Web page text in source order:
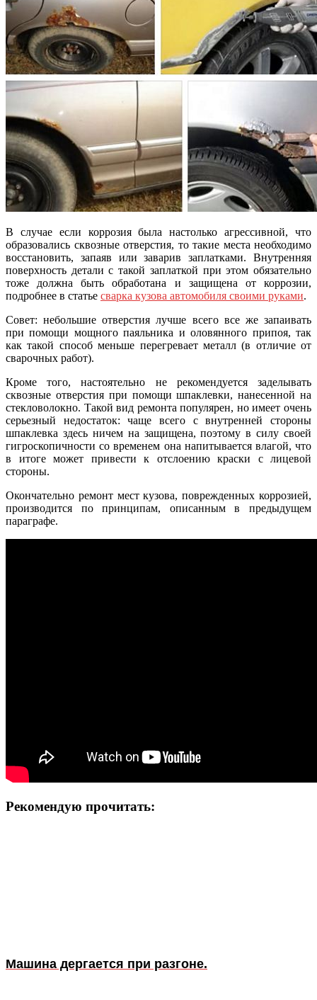
В случае если коррозия была настолько агрессивной, что
образовались сквозные отверстия, то такие места необходимо
восстановить, запаяв или заварив заплатками. Внутренняя
поверхность детали с такой заплаткой при этом обязательно
тоже должна быть обработана и защищена от коррозии,
подробнее в статье сварка кузова автомобиля своими руками.
Совет: небольшие отверстия лучше всего все же запаивать
при помощи мощного паяльника и оловянного припоя, так
как такой способ меньше перегревает металл (в отличие от
сварочных работ).
Кроме того, настоятельно не рекомендуется заделывать
сквозные отверстия при помощи шпаклевки, нанесенной на
стекловолокно. Такой вид ремонта популярен, но имеет очень
серьезный недостаток: чаще всего с внутренней стороны
шпаклевка здесь ничем на защищена, поэтому в силу своей
гигроскопичности со временем она напитывается влагой, что
в итоге может привести к отслоению краски с лицевой
стороны.
Окончательно ремонт мест кузова, поврежденных коррозией,
производится по принципам, описанным в предыдущем
параграфе.
Рекомендую прочитать:
Машина дергается при разгоне.